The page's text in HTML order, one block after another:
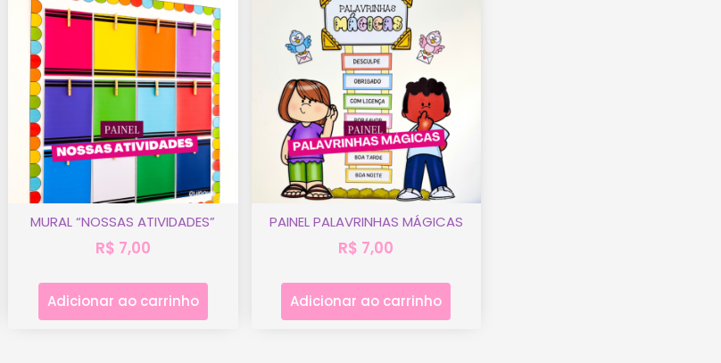
MURAL “NOSSAS ATIVIDADES”
R$ 7,00
Adicionar ao carrinho
PAINEL PALAVRINHAS MÁGICAS
R$ 7,00
Adicionar ao carrinho